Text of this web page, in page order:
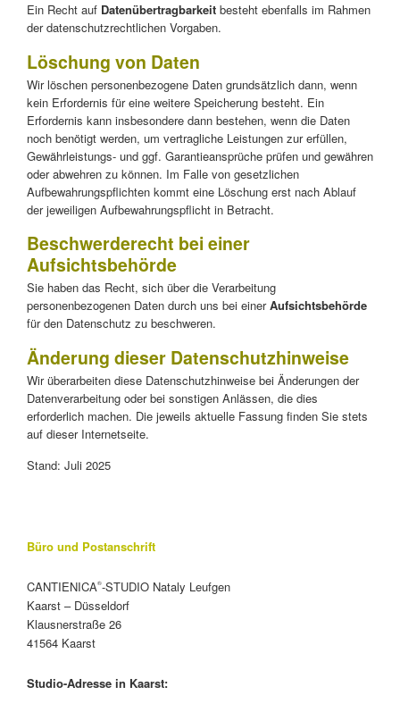
Ein Recht auf Datenübertragbarkeitbesteht ebenfalls im Rahmen
der datenschutzrechtlichen Vorgaben.
Löschung von Daten
Wir löschen personenbezogene Daten grundsätzlich dann, wenn
kein Erfordernis für eine weitere Speicherung besteht. Ein
Erfordernis kann insbesondere dann bestehen, wenn die Daten
noch benötigt werden, um vertragliche Leistungen zur erfüllen,
Gewährleistungs- und ggf. Garantieansprüche prüfen und gewähren
oder abwehren zu können. Im Falle von gesetzlichen
Aufbewahrungspflichten kommt eine Löschung erst nach Ablauf
der jeweiligen Aufbewahrungspflicht in Betracht.
Beschwerderecht bei einer
Aufsichtsbehörde
Sie haben das Recht, sich über die Verarbeitung
personenbezogenen Daten durch uns bei einerAufsichtsbehörde
für den Datenschutz zu beschweren.
Änderung dieser Datenschutzhinweise
Wir überarbeiten diese Datenschutzhinweise bei Änderungen der
Datenverarbeitung oder bei sonstigen Anlässen, die dies
erforderlich machen. Die jeweils aktuelle Fassung finden Sie stets
auf dieser Internetseite.
Stand: Juli 2025
Büro und Postanschrift
CANTIENICA®-STUDIO Nataly Leufgen
Kaarst – Düsseldorf
Klausnerstraße 26
41564 Kaarst
Studio-Adresse in Kaarst: